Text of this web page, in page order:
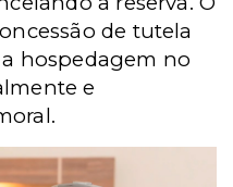
de tutela
hospedagem no
e